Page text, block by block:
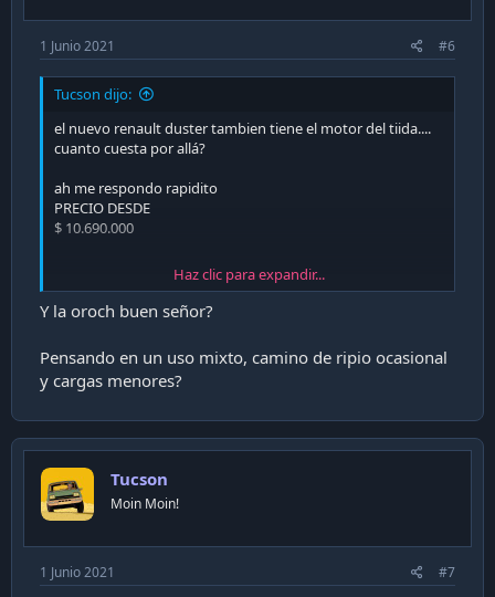
1 Junio 2021 #6
Tucson dijo:
el nuevo renault duster tambien tiene el motor del tiida....
cuanto cuesta por allá?
ah me respondo rapidito
PRECIO DESDE
$ 10.690.000
Sitio Web Oficial De Autos Renault • Renault Chile
Accesible Para Todos Nuestros Los Clientes.
www.renault.cl
yo que usted caballero, voy de cráneo con una Duster
Haz clic para expandir...
Y la oroch buen señor?
Pensando en un uso mixto, camino de ripio ocasional
y cargas menores?
Tucson
Moin Moin!
1 Junio 2021 #7